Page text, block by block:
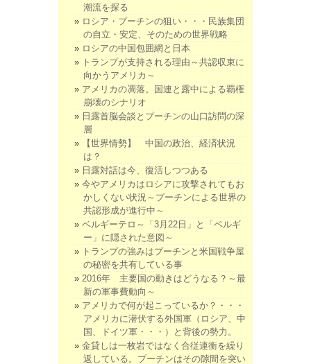
潮流を探る
ロシア・プーチンの狙い・・・民族集団
の自立・安定、そのための世界戦略
ロシアの中国包囲網と日本
トランプが支持される理由～共認収束に
向かうアメリカ～
アメリカの凋落。国連と露中による覇権
崩壊のシナリオ
日露首脳会談とプーチンの山口訪問の深
層
【世界情勢】 中国の政治、経済状況
は？
日露対話は今、復活しつつある
今やアメリカはロシアに攻撃されてもお
かしくない状況～プーチンによる世界の
共認形成が進行中～
ベルギーテロ～「3月22日」と「ベルギ
ー」に隠された意図～
トランプの強みはプーチンと米国戦争屋
の秘密を共有している事
2016年 主要国の動きはどうなる？～最
新の軍事費動向～
アメリカで何が起こっているか？・・・
アメリカに潜伏する外国軍（ロシア、中
国、ドイツ軍・・・）と背後の勢力。
金貸しは一枚岩ではなく合従連衡を繰り
返している。プーチンはその隙間を突い